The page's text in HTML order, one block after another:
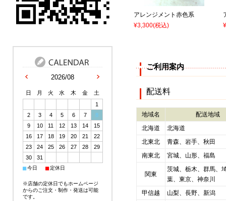
アレンジメント赤色系
¥3,300(税込)
ご利用案内
配送料
地域名
配送地域
北海道
北海道
北東北
青森、岩手、秋田
南東北
宮城、山形、福島
関東
茨城、栃木、群馬、
葉、東京、神奈川
甲信越
山梨、長野、新潟
2026/08
日 月 火 水 木 金
土
1
2
3 4 5 6 7
8
9
10 11 12 13 14
15
16
17 18 19 20 21
22
23
24 25 26 27 28
29
30
31
■今日 ■定休日
※店舗の定休日でもホームページ
からのご注文・制作・発送は可能
です。